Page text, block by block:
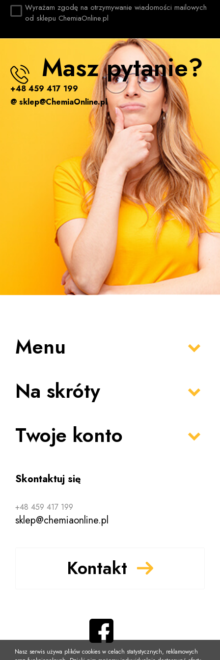
Nasz serwis używa plików cookies w celach statystycznych, reklamowych
Wyrażam zgodę na otrzymywanie wiadomości mailowych
od sklepu ChemiaOnline.pl
Masz pytanie?
+48 459 417 199
@ sklep@ChemiaOnline.pl
Menu
Na skróty
Twoje konto
Skontaktuj się
+48 459 417 199
sklep@chemiaonline.pl
Kontakt